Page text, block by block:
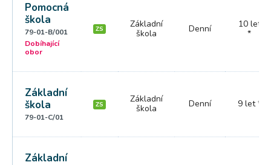
Pomocná
škola
79-01-B/001
Dobíhající
obor
ZS
Základní
škola
Denní
10 let
*
Základní
škola
79-01-C/01
ZS
Základní
škola
Denní 9 let *
Základní